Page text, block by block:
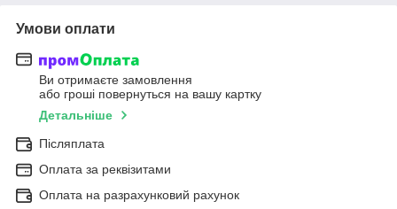
Умови оплати
Ви отримаєте замовлення
або гроші повернуться на вашу картку
Детальніше
Післяплата
Оплата за реквізитами
Оплата на разрахунковий рахунок